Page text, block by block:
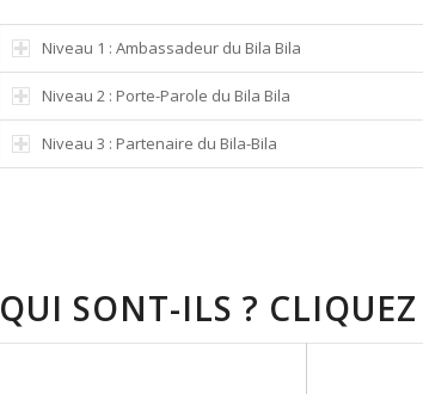
Niveau 1 : Ambassadeur du Bila Bila
Niveau 2 : Porte-Parole du Bila Bila
Niveau 3 : Partenaire du Bila-Bila
QUI SONT-ILS ?